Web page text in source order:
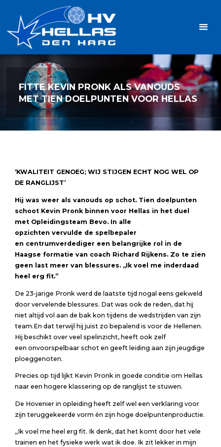
inhoud
FITTE KEVIN PRONK ALS VANOUDS
MET TIEN DOELPUNTEN VOOR HELLAS
‘KWALITEIT GENOEG; WIJ STIJGEN ECHT NOG WEL OP
DE RANGLIJST’
Hij was weer als vanouds op schot. Tien doelpunten
schoot Kevin Pronk binnen voor Hellas in het duel
met Opleidingsteam Bevo. In alle
opzichten vervulde de spelbepaler
en centrumverdediger een belangrijke rol in de
Haagse formatie van coach Richard Rijkens. Zo te zien
geen last meer van blessures. ,,Ik voel me inderdaad
heel erg fit.”
De 23-jarige Pronk werd de laatste tijd nogal eens gekweld
door vervelende blessures. Dat was ook de reden, dat hij
niet altijd vol aan de bak kon tijdens de wedstrijden van zijn
team.En dat terwijl hij juist zo bepalend is voor de Hellenen.
Hij beschikt over veel spelinzicht, heeft ook zelf
een onvoorspelbaar schot en geeft leiding aan zijn jeugdige
ploeggenoten.
Precies op tijd lijkt Kevin Pronk in goede conditie om Hellas
naar een hogere klassering op de ranglijst te stuwen.
De Hovenier in opleiding heeft zelf wel een verklaring voor
zijn teruggekeerde vorm én zijn hoge doelpuntenproductie.
,,Ik voel me heel erg fit. Ik denk, dat het komt door het vele
trainen en het fysieke werk wat ik doe. Ik zit lekker in mijn